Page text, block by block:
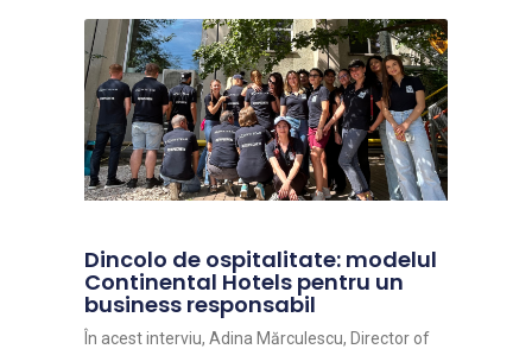
Dincolo de ospitalitate: modelul
Continental Hotels pentru un
business responsabil
În acest interviu, Adina Mărculescu, Director of